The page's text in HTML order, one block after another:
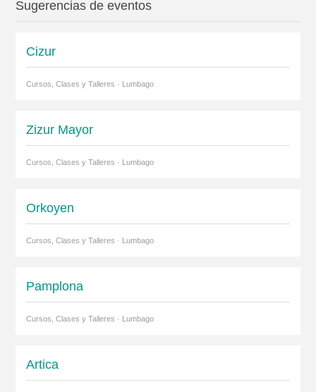
Sugerencias de eventos
Cizur
Cursos, Clases y Talleres · Lumbago
Zizur Mayor
Cursos, Clases y Talleres · Lumbago
Orkoyen
Cursos, Clases y Talleres · Lumbago
Pamplona
Cursos, Clases y Talleres · Lumbago
Artica